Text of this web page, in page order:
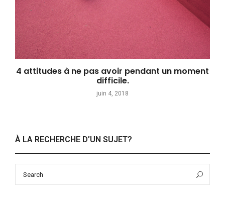
4 attitudes à ne pas avoir pendant un moment
difficile.
juin 4, 2018
À LA RECHERCHE D’UN SUJET?